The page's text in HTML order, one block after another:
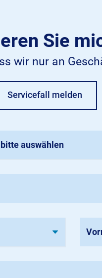
Sie
wir nur an
Servicefall melden